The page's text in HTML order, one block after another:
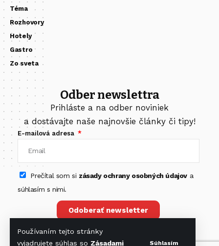
Používaním tejto stránky
vyjadrujete súhlas so Zásadami Súhlasím
Téma
Rozhovory
Hotely
Gastro
Zo sveta
Odber newslettra
Prihláste a na odber noviniek
a dostávajte naše najnovšie články či tipy!
E-mailová adresa
Prečítal som si zásady ochrany osobných údajova
súhlasím s nimi.
Odoberať newsletter